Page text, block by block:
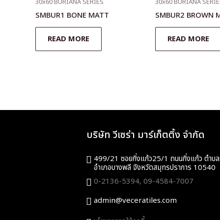
SMBUR1 BONE MATT
READ MORE
SMBUR2 BROWN
READ MORE
บริษัท วีเซร่า มาร์เก็ตติ้ง จำกัด
499/21 ซอยกิ่งแก้ว25/1 ถนนกิ่งแก้ว ตำบล
อำเภอบางพลี จังหวัดสมุทรปราการ 10540
0-2136-5394, 09-4584-7007
admin@veceratiles.com